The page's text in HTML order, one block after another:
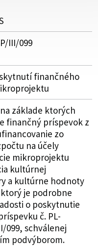
III/099
finančného
základe ktorých
finančný príspevok z
zo
na účely
mikroprojektu
kultúrnej
a kultúrne hodnoty
je podrobne
o poskytnutie
č. PL-
099, schválenej
podvýborom.